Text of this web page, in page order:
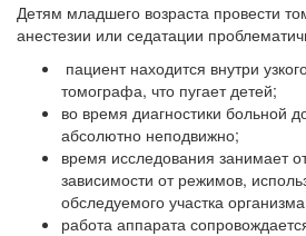
Детям младшего возраста провести
анестезии или седатации
пациент находится внутри
томографа, что пугает детей;
во время диагностики больной
абсолютно неподвижно;
время исследования занимает
зависимости от режимов,
обследуемого участка
работа аппарата